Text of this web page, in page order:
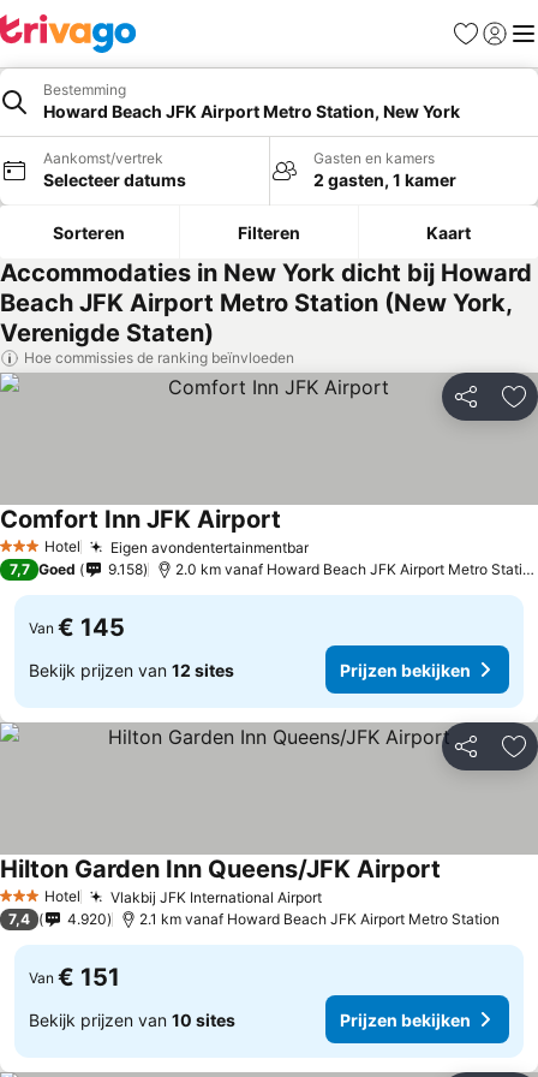
Favorieten
Bestemming
Howard Beach JFK Airport Metro Station, New York
Aankomst/vertrek
Selecteer datums
Gasten en kamers
2 gasten, 1 kamer
Sorteren Filteren Kaart
Accommodaties in New York dicht bij Howard
Beach JFK Airport Metro Station (New York,
Verenigde Staten)
Hoe commissies de ranking beïnvloeden
Delen
3 SterrenHotel Eigen avondentertainmentbar
Comfort Inn JFK Airport
7,7 Goed 9.158 2.0 km vanaf Howard Beach JFK Airport Metro Station
Van € 145
Bekijk prijzen van 12 sites Prijzen bekijken
Delen
3 SterrenHotel Vlakbij JFK International Airport
Hilton Garden Inn Queens/JFK Airport
7,4 4.920 2.1 km vanaf Howard Beach JFK Airport Metro Station
Van € 151
Bekijk prijzen van 10 sites Prijzen bekijken